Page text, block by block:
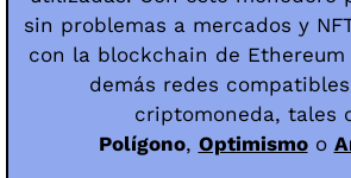
sin problemas a mercados y
con la blockchain de
demás redes
criptomoneda, tales
Polígono, Optimismoo